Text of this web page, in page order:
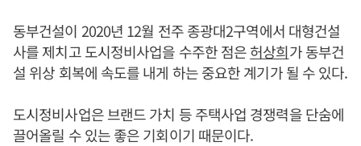
동부건설이 2020년 12월 전주 종광대2구역에서 대형건설
사를 제치고 도시정비사업을 수주한 점은허상희가 동부건
설 위상 회복에 속도를 내게 하는 중요한 계기가 될 수 있다.
도시정비사업은 브랜드 가치 등 주택사업 경쟁력을 단숨에
끌어올릴 수 있는 좋은 기회이기 때문이다.